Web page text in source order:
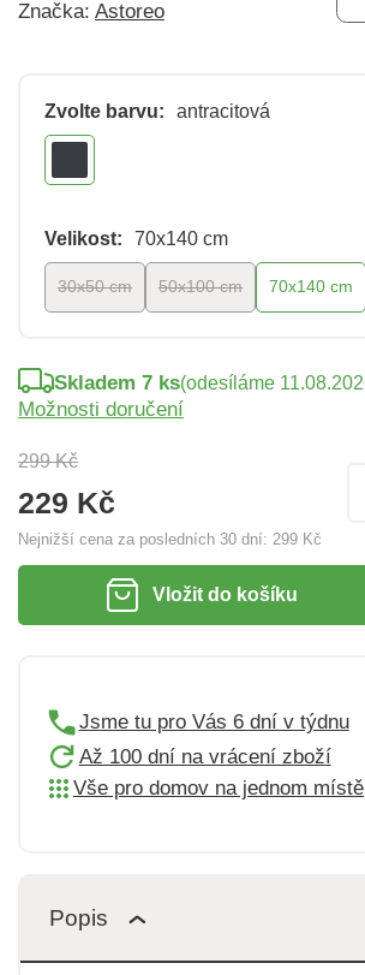
Značka: Astoreo
Zvolte barvu: antracitová
Velikost: 70x140 cm
30x50 cm 50x100 cm 70x140 cm
299 Kč
229 Kč
Nejnižší cena za posledních 30 dní: 299 Kč
Skladem 7 ks(odesíláme
Možnosti doručení
Vložit do košíku
Jsme tu pro Vás 6 dní v týdnu
Až 100 dní na vrácení zboží
Vše pro domov na jednom místě
Popis